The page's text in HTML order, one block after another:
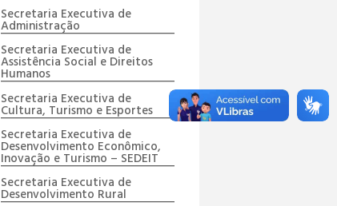
Secretaria Executiva de
Administração
Secretaria Executiva de
Assistência Social e Direitos
Humanos
Secretaria Executiva de
Cultura, Turismo e Esportes
Secretaria Executiva de
Desenvolvimento Econômico,
Inovação e Turismo – SEDEIT
Secretaria Executiva de
Desenvolvimento Rural